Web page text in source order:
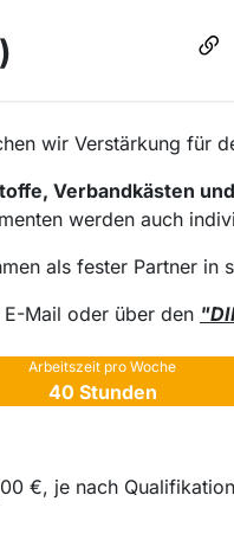
wir Verstärkung für
Verbandkästen
werden auch
als fester Partner in
Mail oder über den
Arbeitszeit pro Woche
40 Stunden
€, je nach